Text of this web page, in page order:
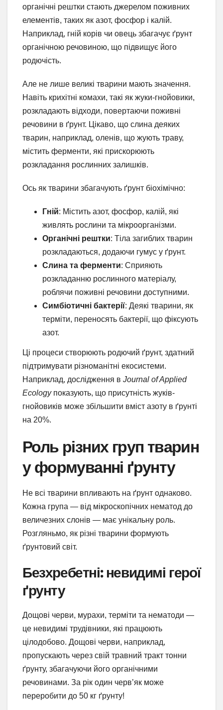
органічні рештки стають джерелом поживних
елементів, таких як азот, фосфор і калій.
Наприклад, гній корів чи овець збагачує ґрунт
органічною речовиною, що підвищує його
родючість.
Але не лише великі тварини мають значення.
Навіть крихітні комахи, такі як жуки-гнойовики,
розкладають відходи, повертаючи поживні
речовини в ґрунт. Цікаво, що слина деяких
тварин, наприклад, оленів, що жують траву,
містить ферменти, які прискорюють
розкладання рослинних залишків.
Ось як тварини збагачують ґрунт біохімічно:
Гній: Містить азот, фосфор, калій, які
живлять рослини та мікроорганізми.
Органічні рештки: Тіла загиблих тварин
розкладаються, додаючи гумус у ґрунт.
Слина та ферменти: Сприяють
розкладанню рослинного матеріалу,
роблячи поживні речовини доступними.
Симбіотичні бактерії: Деякі тварини, як
терміти, переносять бактерії, що фіксують
азот.
Ці процеси створюють родючий ґрунт, здатний
підтримувати різноманітні екосистеми.
Наприклад, дослідження в Journal of Applied
Ecologyпоказують, що присутність жуків-
гнойовиків може збільшити вміст азоту в ґрунті
на 20%.
Роль різних груп тварин
у формуванні ґрунту
Не всі тварини впливають на ґрунт однаково.
Кожна група — від мікроскопічних нематод до
величезних слонів — має унікальну роль.
Розгляньмо, як різні тварини формують
ґрунтовий світ.
Безхребетні: невидимі герої
ґрунту
Дощові черви, мурахи, терміти та нематоди —
це невидимі трудівники, які працюють
цілодобово. Дощові черви, наприклад,
пропускають через свій травний тракт тонни
ґрунту, збагачуючи його органічними
речовинами. За рік один черв’як може
переробити до 50 кг ґрунту!